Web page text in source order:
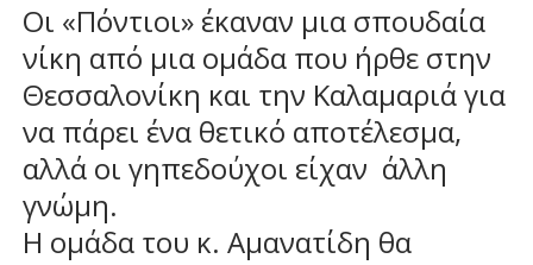
Οι «Πόντιοι» έκαναν μια σπουδαία
νίκη από μια ομάδα που ήρθε στην
Θεσσαλονίκη και την Καλαμαριά για
να πάρει ένα θετικό αποτέλεσμα,
αλλά οι γηπεδούχοι είχαν άλλη
γνώμη.
Η ομάδα του κ. Αμανατίδη θα